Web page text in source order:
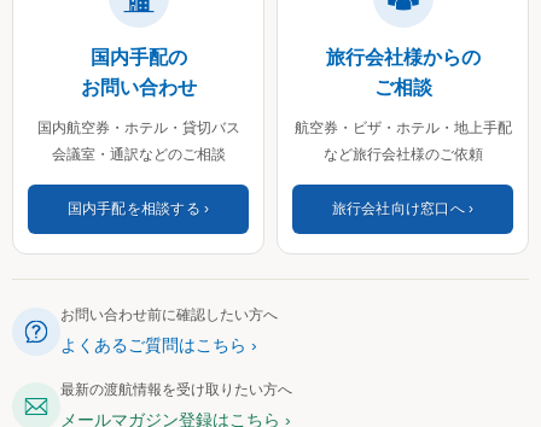
国内手配の
お問い合わせ
国内航空券・ホテル・貸切バス
会議室・通訳などのご相談
国内手配を相談する
旅行会社様からの
ご相談
航空券・ビザ・ホテル・地上手配
など旅行会社様のご依頼
旅行会社向け窓口へ
お問い合わせ前に確認したい方へ
よくあるご質問はこちら
最新の渡航情報を受け取りたい方へ
メールマガジン登録はこちら